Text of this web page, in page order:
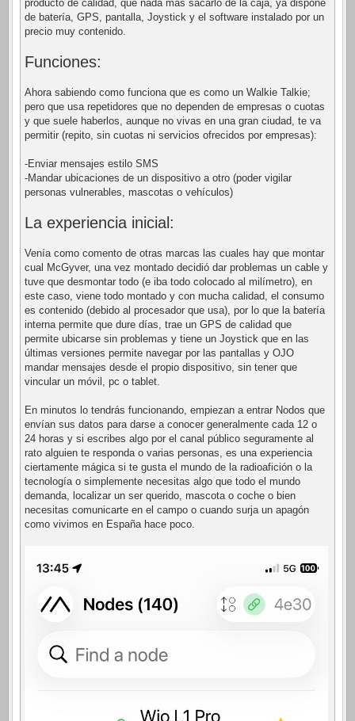
producto de calidad, que nada más sacarlo de la caja, ya dispone
de batería, GPS, pantalla, Joystick y el software instalado por un
precio muy contenido.
Funciones:
Ahora sabiendo como funciona que es como un Walkie Talkie;
pero que usa repetidores que no dependen de empresas o cuotas
y que suele haberlos, aunque no vivas en una gran ciudad, te va
permitir (repito, sin cuotas ni servicios ofrecidos por empresas):
-Enviar mensajes estilo SMS
-Mandar ubicaciones de un dispositivo a otro (poder vigilar
personas vulnerables, mascotas o vehículos)
La experiencia inicial:
Venía como comento de otras marcas las cuales hay que montar
cual McGyver, una vez montado decidió dar problemas un cable y
tuve que desmontar todo (e iba todo colocado al milímetro), en
este caso, viene todo montado y con mucha calidad, el consumo
es contenido (debido al procesador que usa), por lo que la batería
interna permite que dure días, trae un GPS de calidad que
permite ubicarse sin problemas y tiene un Joystick que en las
últimas versiones permite navegar por las pantallas y OJO
mandar mensajes desde el propio dispositivo, sin tener que
vincular un móvil, pc o tablet.
En minutos lo tendrás funcionando, empiezan a entrar Nodos que
envían sus datos para darse a conocer generalmente cada 12 o
24 horas y si escribes algo por el canal público seguramente al
rato alguien te responda o varias personas, es una experiencia
ciertamente mágica si te gusta el mundo de la radioafición o la
tecnología o simplemente necesitas algo que todo el mundo
demanda, localizar un ser querido, mascota o coche o bien
necesitas comunicarte en el campo o cuando surja un apagón
como vivimos en España hace poco.